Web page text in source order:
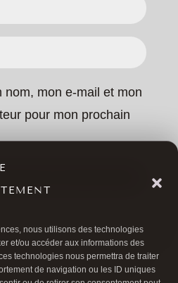
nous utilisons des technologies
et/ou accéder aux informations des
technologies nous permettra de traiter
de navigation ou les ID uniques
nom, mon e-mail et mon
pour mon prochain